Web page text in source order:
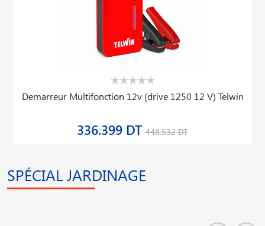
Demarreur Multifonction 12v (drive 1250 12 V) Telwin
336.399 DT 448.532 DT
SPÉCIAL JARDINAGE